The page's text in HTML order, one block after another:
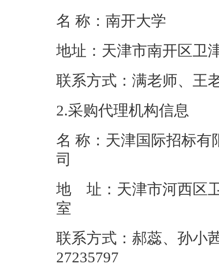
名 称：南开
地址：天津市
联系方式：满老
2.采购代理机构信息
名 称：天津国际招标有
地 址：天津市河西区
联系方式：郝蕊、孙小